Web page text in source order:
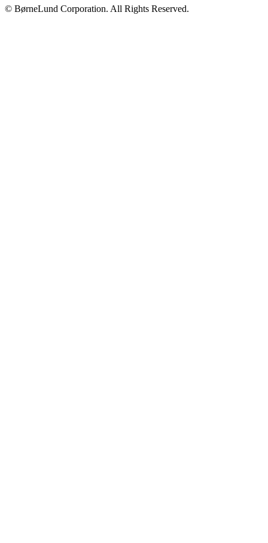
© BørneLund Corporation. All Rights Reserved.